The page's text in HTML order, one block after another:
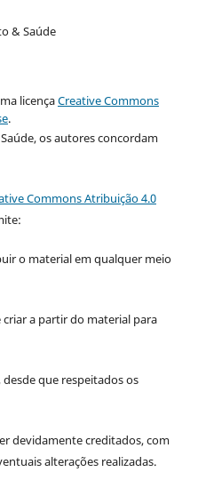
& Saúde
licençaCreative Commons
.
os autores concordam
Commons Atribuição 4.0
o material em qualquer meio
a partir do material para
desde que respeitados os
devidamente creditados, com
alterações realizadas.